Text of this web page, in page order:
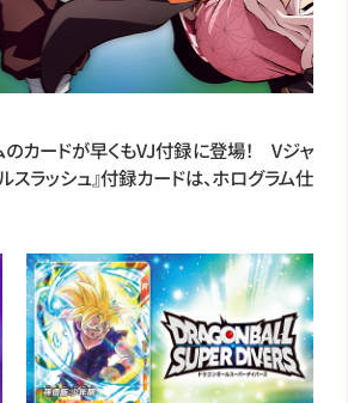
のカードが早くもVJ付録に登場！ Vジャ
ラッシュ』付録カードは、ホログラム仕